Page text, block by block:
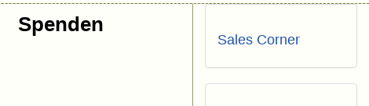
Spenden
Sales Corner